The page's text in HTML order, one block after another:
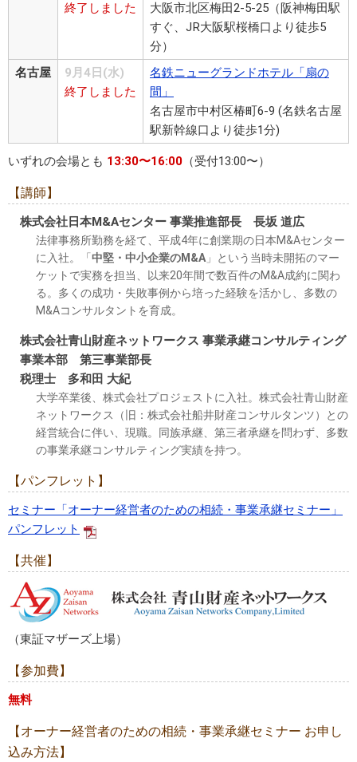
終了しました
大阪市北区梅田2-5-25（阪神梅田駅
すぐ、JR大阪駅桜橋口より徒歩5
分）
名古屋
9月4日(水)
終了しました
名鉄ニューグランドホテル「扇の
間」
名古屋市中村区椿町6-9 (名鉄名古屋
駅新幹線口より徒歩1分)
いずれの会場とも 13:30〜16:00 （受付13:00〜）
【講師】
株式会社日本M&Aセンター 事業推進部長 長坂 道広
法律事務所勤務を経て、平成4年に創業期の日本M&Aセンター
に入社。「 中堅・中小企業のM&A」という当時未開拓のマー
ケットで実務を担当、以来20年間で数百件のM&A成約に関わ
る。多くの成功・失敗事例から培った経験を活かし、多数の
M&Aコンサルタントを育成。
株式会社青山財産ネットワークス 事業承継コンサルティング
事業本部 第三事業部長
税理士 多和田 大紀
大学卒業後、株式会社プロジェストに入社。株式会社青山財産
ネットワークス（旧：株式会社船井財産コンサルタンツ）との
経営統合に伴い、現職。同族承継、第三者承継を問わず、多数
の事業承継コンサルティング実績を持つ。
【パンフレット】
セミナー「オーナー経営者のための相続・事業承継セミナー」
パンフレット
【共催】
（東証マザーズ上場）
【参加費】
無料
【オーナー経営者のための相続・事業承継セミナー お申し
込み方法】